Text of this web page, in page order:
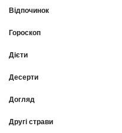
Відпочинок
Гороскоп
Дієти
Десерти
Догляд
Другі страви